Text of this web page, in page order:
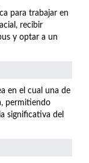
para trabajar en
recibir
y optar a un
en el cual una de
permitiendo
significativa del